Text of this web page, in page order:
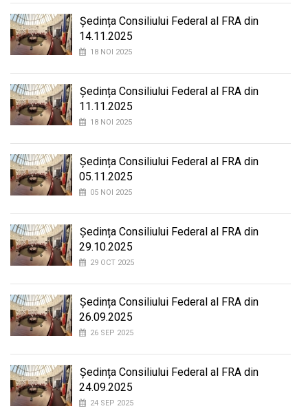
Ședința Consiliului Federal al FRA din
14.11.2025
18 NOI 2025
Ședința Consiliului Federal al FRA din
11.11.2025
18 NOI 2025
Ședința Consiliului Federal al FRA din
05.11.2025
05 NOI 2025
Ședința Consiliului Federal al FRA din
29.10.2025
29 OCT 2025
Ședința Consiliului Federal al FRA din
26.09.2025
26 SEP 2025
Ședința Consiliului Federal al FRA din
24.09.2025
24 SEP 2025